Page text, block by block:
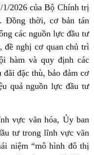
2026 của Bộ Chính trị
Đồng thời, cơ bản tán
các nguồn lực đầu tư
đề nghị cơ quan chủ trì
hàm và quy định các
đãi đặc thù, bảo đảm cơ
quả nguồn lực đầu tư
vực văn hóa, Ủy ban
tư trong lĩnh vực văn
niệm “mô hình đô thị